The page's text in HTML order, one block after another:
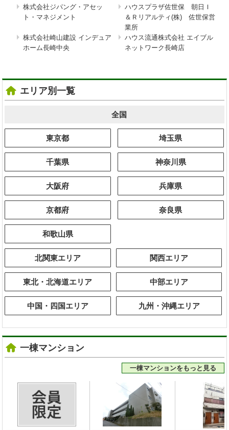
株式会社ジパング・アセッ
ト・マネジメント
ハウスプラザ佐世保 朝日Ｉ
＆Ｒリアルティ(株) 佐世保営
業所
株式会社崎山建設 インデュア
ホーム長崎中央
ハウス流通株式会社 エイブル
ネットワーク長崎店
エリア別一覧
全国
東京都 埼玉県
千葉県 神奈川県
大阪府 兵庫県
京都府 奈良県
和歌山県
北関東エリア 関西エリア
東北・北海道エリア 中部エリア
中国・四国エリア 九州・沖縄エリア
一棟マンション
一棟マンションをもっと見る